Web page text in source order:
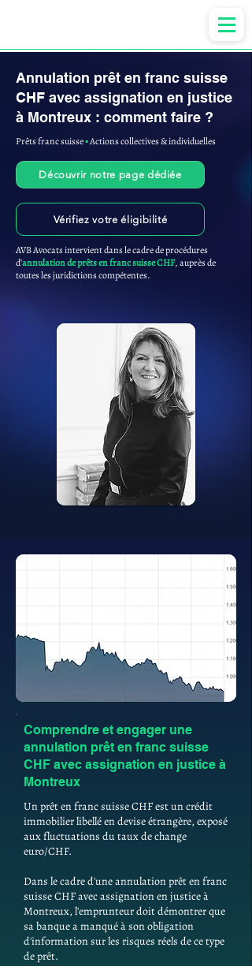
Annulation prêt en franc suisse
CHF avec assignation en justice
à Montreux : comment faire ?
Prêts franc suisse▪︎Actions collectives & individuelles
Découvrir notre page dédiée
Vérifiez votre éligibilité
AVB Avocats intervient dans le cadre de procédures
d'annulation de prêts en franc suisse CHF, auprès de
toutes les juridictions compétentes.
Comprendre et engager une
annulation prêt en franc suisse
CHF avec assignation en justice à
Montreux
Un prêt en franc suisse CHF est un crédit
immobilier libellé en devise étrangère, exposé
aux fluctuations du taux de change
euro/CHF.
Dans le cadre d'une annulation prêt en franc
suisse CHF avec assignation en justice à
Montreux, l'emprunteur doit démontrer que
sa banque a manqué à son obligation
d'information sur les risques réels de ce type
de prêt.